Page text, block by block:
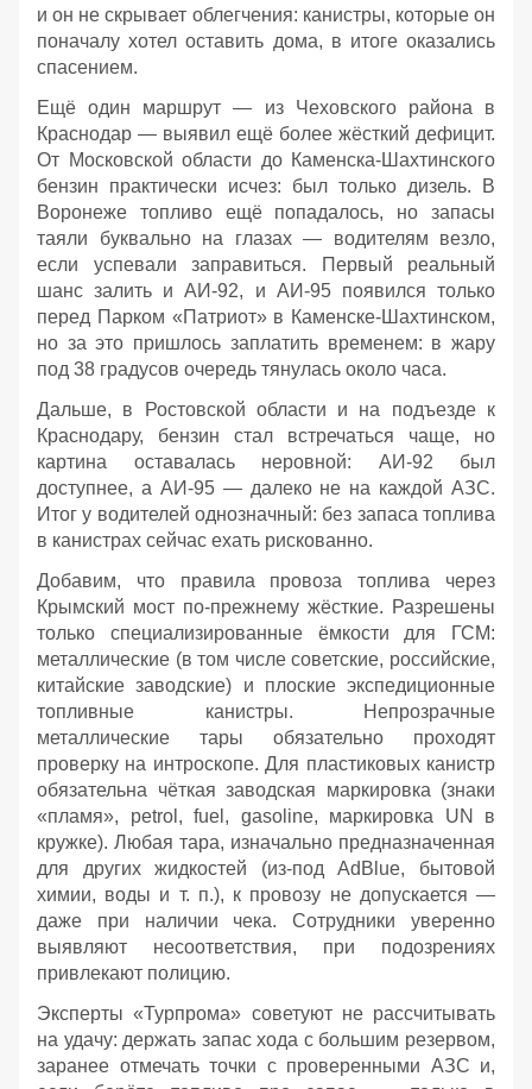
и он не скрывает облегчения: канистры, которые он
поначалу хотел оставить дома, в итоге оказались
спасением.
Ещё один маршрут — из Чеховского района в
Краснодар — выявил ещё более жёсткий дефицит.
От Московской области до Каменска‑Шахтинского
бензин практически исчез: был только дизель. В
Воронеже топливо ещё попадалось, но запасы
таяли буквально на глазах — водителям везло,
если успевали заправиться. Первый реальный
шанс залить и АИ‑92, и АИ‑95 появился только
перед Парком «Патриот» в Каменске‑Шахтинском,
но за это пришлось заплатить временем: в жару
под 38 градусов очередь тянулась около часа.
Дальше, в Ростовской области и на подъезде к
Краснодару, бензин стал встречаться чаще, но
картина оставалась неровной: АИ‑92 был
доступнее, а АИ‑95 — далеко не на каждой АЗС.
Итог у водителей однозначный: без запаса топлива
в канистрах сейчас ехать рискованно.
Добавим, что правила провоза топлива через
Крымский мост по‑прежнему жёсткие. Разрешены
только специализированные ёмкости для ГСМ:
металлические (в том числе советские, российские,
китайские заводские) и плоские экспедиционные
топливные канистры. Непрозрачные
металлические тары обязательно проходят
проверку на интроскопе. Для пластиковых канистр
обязательна чёткая заводская маркировка (знаки
«пламя», petrol, fuel, gasoline, маркировка UN в
кружке). Любая тара, изначально предназначенная
для других жидкостей (из‑под AdBlue, бытовой
химии, воды и т. п.), к провозу не допускается —
даже при наличии чека. Сотрудники уверенно
выявляют несоответствия, при подозрениях
привлекают полицию.
Эксперты «Турпрома» советуют не рассчитывать
на удачу: держать запас хода с большим резервом,
заранее отмечать точки с проверенными АЗС и,